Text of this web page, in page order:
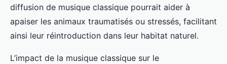
diffusion de musique classique pourrait aider à
apaiser les animaux traumatisés ou stressés, facilitant
ainsi leur réintroduction dans leur habitat naturel.
L’impact de la musique classique sur le